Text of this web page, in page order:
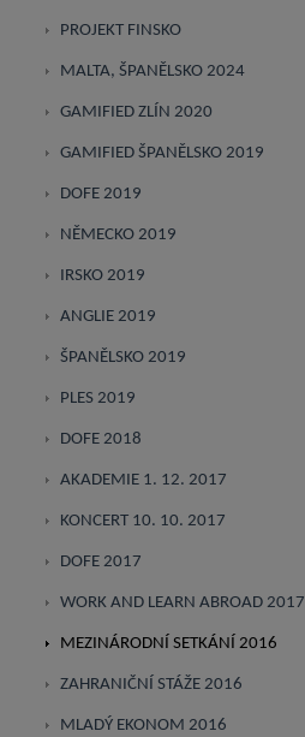
PROJEKT FINSKO
MALTA, ŠPANĚLSKO 2024
GAMIFIED ZLÍN 2020
GAMIFIED ŠPANĚLSKO 2019
DOFE 2019
NĚMECKO 2019
IRSKO 2019
ANGLIE 2019
ŠPANĚLSKO 2019
PLES 2019
DOFE 2018
AKADEMIE 1. 12. 2017
KONCERT 10. 10. 2017
DOFE 2017
WORK AND LEARN ABROAD 2017
MEZINÁRODNÍ SETKÁNÍ 2016
ZAHRANIČNÍ STÁŽE 2016
MLADÝ EKONOM 2016